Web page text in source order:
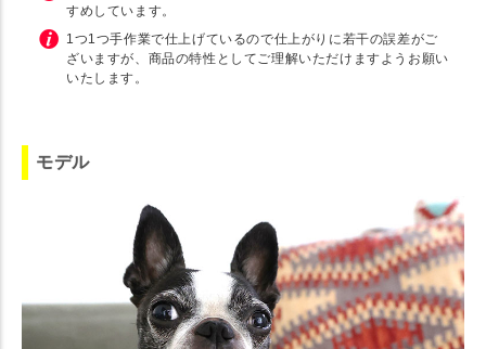
すめしています。
1つ1つ手作業で仕上げているので仕上がりに若干の誤差がご
ざいますが、商品の特性としてご理解いただけますようお願い
いたします。
モデル